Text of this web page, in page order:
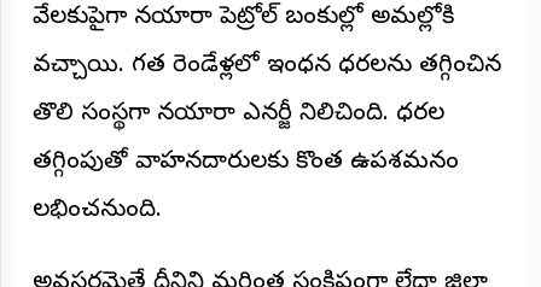
డెస్క్
(REPORTERS
DESK)
మా
రిపోర్టర్లు
చేరండి
లాగిన్
వేలకుపైగా నయారా పెట్రోల్ బంకుల్లో అమల్లోకి
వచ్చాయి. గత రెండేళ్లలో ఇంధన ధరలను తగ్గించిన
తొలి సంస్థగా నయారా ఎనర్జీ నిలిచింది. ధరల
తగ్గింపుతో వాహనదారులకు కొంత ఉపశమనం
లభించనుంది.